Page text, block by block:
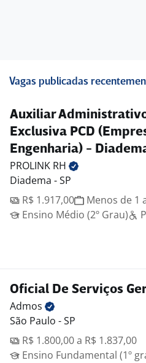
Vagas publicadas
Auxiliar
Exclusiva PCD
Engenharia) -
PROLINK RH
Diadema - SP
R$ 1.917,00
Menos de 1
Ensino Médio (2º Grau)
Oficial De Serviços
Admos
São Paulo - SP
R$ 1.800,00 a R$ 1.837,00
Ensino Fundamental (1º